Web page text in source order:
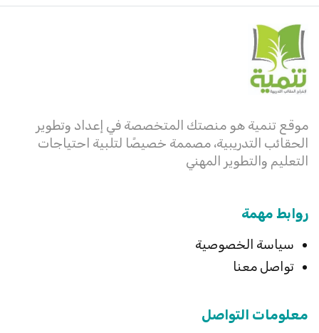
موقع تنمية هو منصتك المتخصصة في إعداد وتطوير
الحقائب التدريبية، مصممة خصيصًا لتلبية احتياجات
التعليم والتطوير المهني
روابط مهمة
سياسة الخصوصية
تواصل معنا
معلومات التواصل